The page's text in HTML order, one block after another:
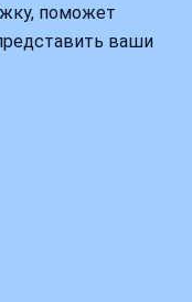
поможет
ваши